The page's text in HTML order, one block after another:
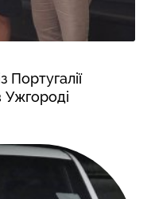
Португалії